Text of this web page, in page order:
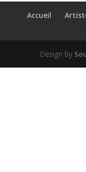
Accueil
Design by